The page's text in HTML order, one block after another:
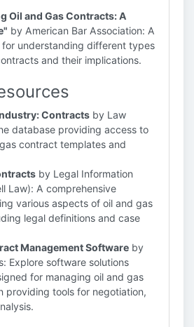
Oil and Gas Contracts: A
by American Bar Association: A
understanding different types
and their implications.
Contracts by Law
database providing access to
contract templates and
by Legal Information
Law): A comprehensive
various aspects of oil and gas
legal definitions and case
Management Software by
Explore software solutions
for managing oil and gas
providing tools for negotiation,